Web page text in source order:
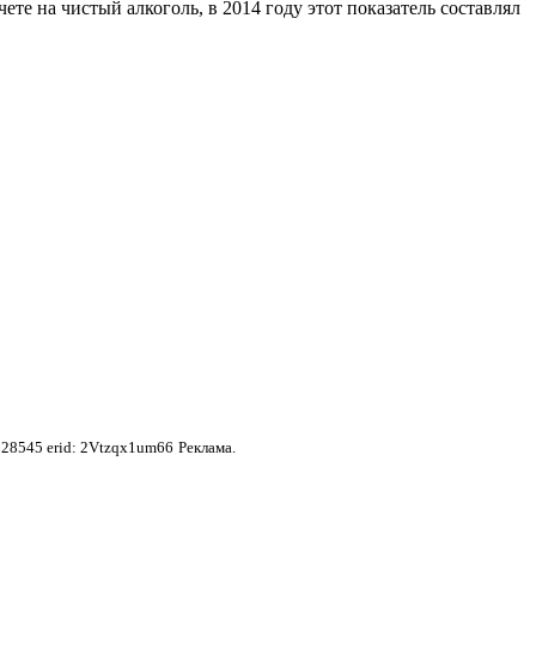
на чистый алкоголь, в 2014 году этот показатель составлял
erid: 2Vtzqx1um66 Реклама.